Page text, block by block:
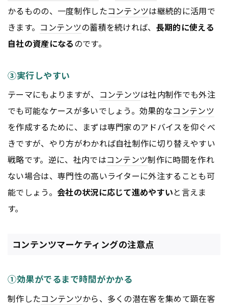
かるものの、一度制作したコンテンツは継続的に活用で
きます。 コンテンツの蓄積を続ければ、 長期的に使える
自社の資産になるのです。
③実行しやすい
テーマにもよりますが、 コンテンツは社内制作でも外注
でも可能なケースが多いでしょう。効果的なコンテンツ
を作成するために、まずは専門家のアドバイスを仰ぐべ
きですが、やり方がわかれば自社制作に切り替えやすい
戦略です。逆に、社内ではコンテンツ制作に時間を作れ
ない場合は、専門性の高いライターに外注することも可
能でしょう。 会社の状況に応じて進めやすいと言えま
す。
コンテンツマーケティングの注意点
①効果がでるまで時間がかかる
制作したコンテンツから、多くの潜在客を集めて顕在客